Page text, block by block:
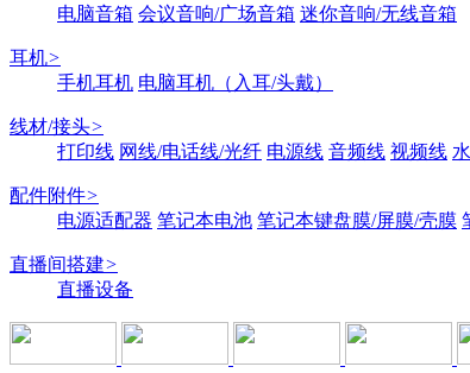
电脑音箱 会议音响/广场音箱 迷你音响/无线音箱
耳机>
手机耳机 电脑耳机（入耳/头戴）
线材/接头>
打印线 网线/电话线/光纤 电源线 音频线 视频线
配件附件>
电源适配器 笔记本电池 笔记本键盘膜/屏膜/壳膜
直播间搭建>
直播设备